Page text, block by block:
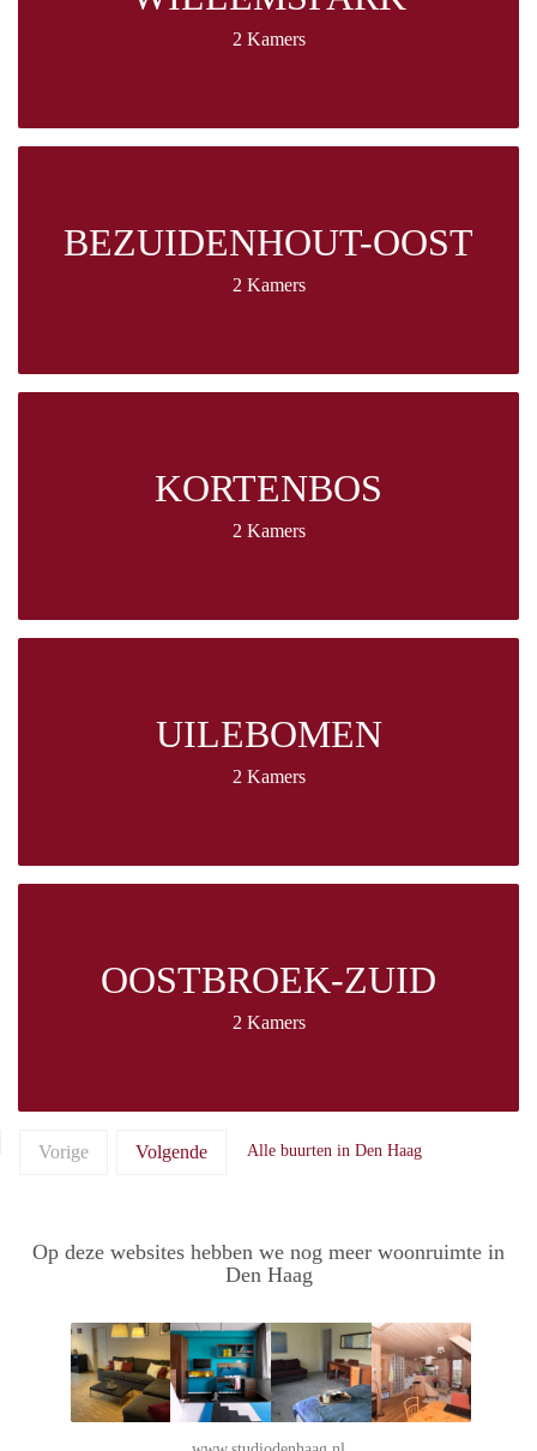
2 Kamers
BEZUIDENHOUT-OOST
2 Kamers
KORTENBOS
2 Kamers
UILEBOMEN
2 Kamers
OOSTBROEK-ZUID
2 Kamers
Vorige Volgende Alle buurten in Den Haag
Op deze websites hebben we nog meer woonruimte in
Den Haag